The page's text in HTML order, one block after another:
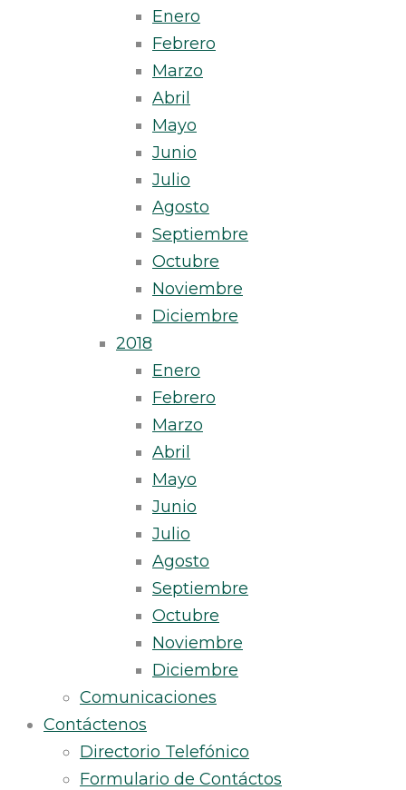
Enero
Febrero
Marzo
Abril
Mayo
Junio
Julio
Agosto
Septiembre
Octubre
Noviembre
Diciembre
2018
Enero
Febrero
Marzo
Abril
Mayo
Junio
Julio
Agosto
Septiembre
Octubre
Noviembre
Diciembre
Comunicaciones
Contáctenos
Directorio Telefónico
Formulario de Contáctos